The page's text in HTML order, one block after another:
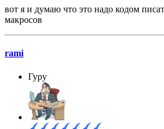
вот я и думаю что это надо кодом
макросов
rami
Гуру